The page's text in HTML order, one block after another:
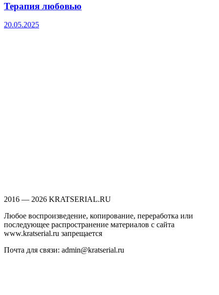
Терапия любовью
20.05.2025
2016 — 2026 KRATSERIAL.RU
Любое воспроизведение, копирование, переработка или
последующее распространение материалов с сайта
www.kratserial.ru запрещается
Почта для связи: admin@kratserial.ru